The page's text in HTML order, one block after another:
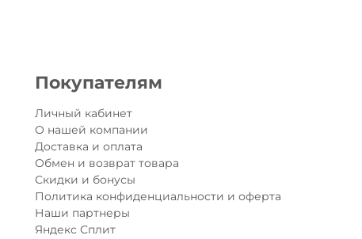
Покупателям
Личный кабинет
О нашей компании
Доставка и оплата
Обмен и возврат товара
Скидки и бонусы
Политика конфиденциальности и оферта
Наши партнеры
Яндекс Сплит